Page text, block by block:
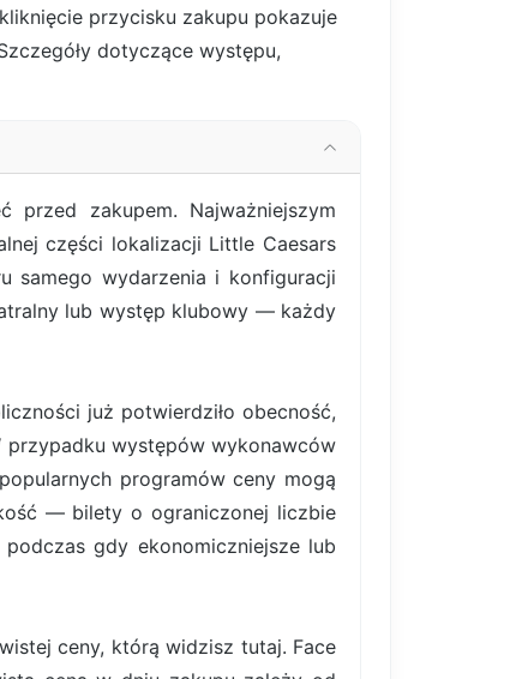
przycisku zakupu pokazuje
dotyczące występu,
zakupem. Najważniejszym
części lokalizacji Little Caesars
samego wydarzenia i konfiguracji
lub występ klubowy — każdy
już potwierdziło obecność,
przypadku występów wykonawców
programów ceny mogą
— bilety o ograniczonej liczbie
gdy ekonomiczniejsze lub
ceny, którą widzisz tutaj. Face